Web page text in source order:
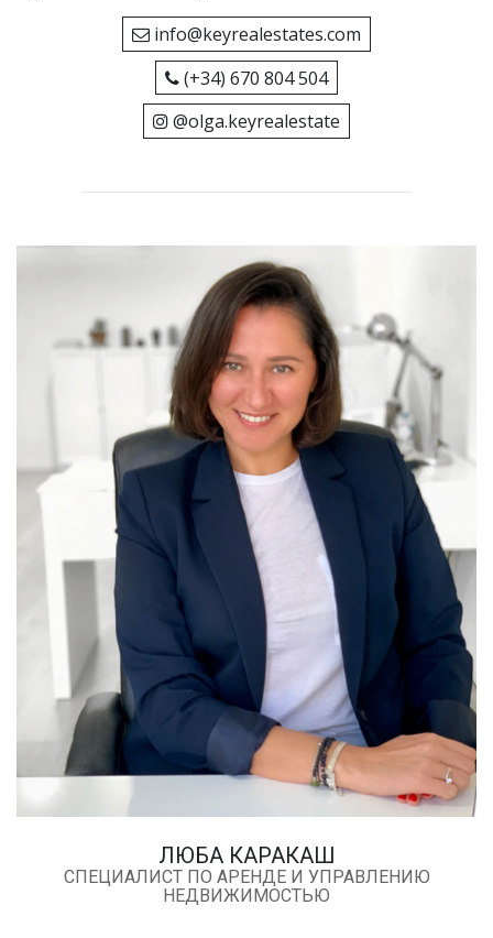
info@keyrealestates.com
(+34) 670 804 504
@olga.keyrealestate
ЛЮБА КАРАКАШ
СПЕЦИАЛИСТ ПО АРЕНДЕ И УПРАВЛЕНИЮ
НЕДВИЖИМОСТЬЮ